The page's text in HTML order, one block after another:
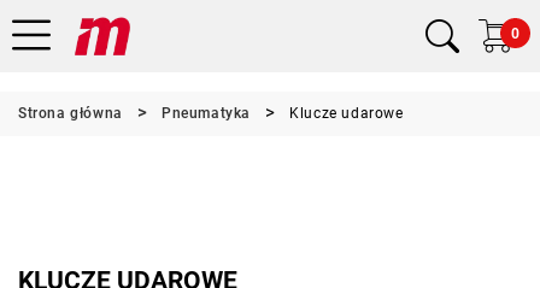
0
Strona główna Pneumatyka Klucze udarowe
KLUCZE UDAROWE